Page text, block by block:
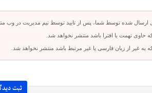
ارسال شده توسط شما، پس از تایید توسط تیم مدیریت در وب
حاوی تهمت یا افترا باشد منتشر نخواهد شد.
به غیر از زبان فارسی یا غیر مرتبط باشد منتشر نخواهد شد.